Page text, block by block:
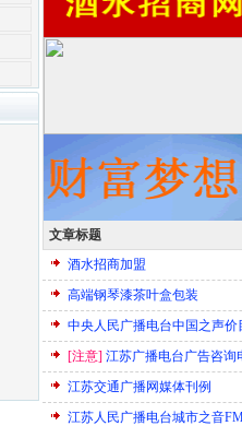
文章标题
酒水招商加盟
高端钢琴漆茶叶盒包装
中央人民广播电台中国之声价
[注意] 江苏广播电台广告咨询
江苏交通广播网媒体刊例
江苏人民广播电台城市之音